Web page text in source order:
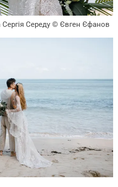
Середу © Євген Єфанов